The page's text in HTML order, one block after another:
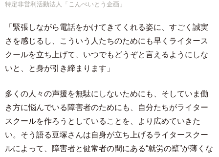
特定非営利活動法人「こんぺいとう企画」
「緊張しながら電話をかけてきてくれる姿に、すごく誠実
さを感じるし、こういう人たちのためにも早くライタース
クールを立ち上げて、いつでもどうぞと言えるようにしな
いと、と身が引き締まります」
多くの人々の声援を無駄にしないためにも、そしていま働
き方に悩んでいる障害者のためにも、自分たちがライター
スクールを作ろうとしていることを、より広めていきた
い。そう語る豆塚さんは自身が立ち上げるライタースクー
ルによって、障害者と健常者の間にある“就労の壁”が薄くな